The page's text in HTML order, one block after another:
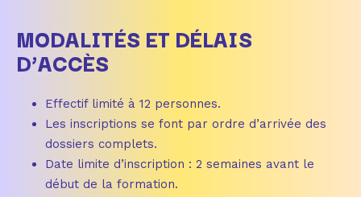
MODALITÉS ET DÉLAIS
D’ACCÈS
Effectif limité à 12 personnes.
Les inscriptions se font par ordre d’arrivée des
dossiers complets.
Date limite d’inscription : 2 semaines avant le
début de la formation.